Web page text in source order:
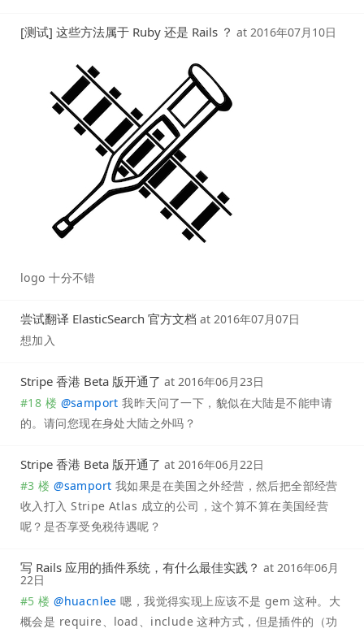
[测试] 这些方法属于 Ruby 还是 Rails ？ at 2016年07月10日
logo 十分不错
尝试翻译 ElasticSearch 官方文档 at 2016年07月07日
想加入
Stripe 香港 Beta 版开通了 at 2016年06月23日
#18 楼 @samport 我昨天问了一下，貌似在大陆是不能申请
的。请问您现在身处大陆之外吗？
Stripe 香港 Beta 版开通了 at 2016年06月22日
#3 楼 @samport 我如果是在美国之外经营，然后把全部经营
收入打入 Stripe Atlas 成立的公司，这个算不算在美国经营
呢？是否享受免税待遇呢？
写 Rails 应用的插件系统，有什么最佳实践？ at 2016年06月
22日
#5 楼 @huacnlee 嗯，我觉得实现上应该不是 gem 这种。大
概会是 require、load、include 这种方式，但是插件的（功